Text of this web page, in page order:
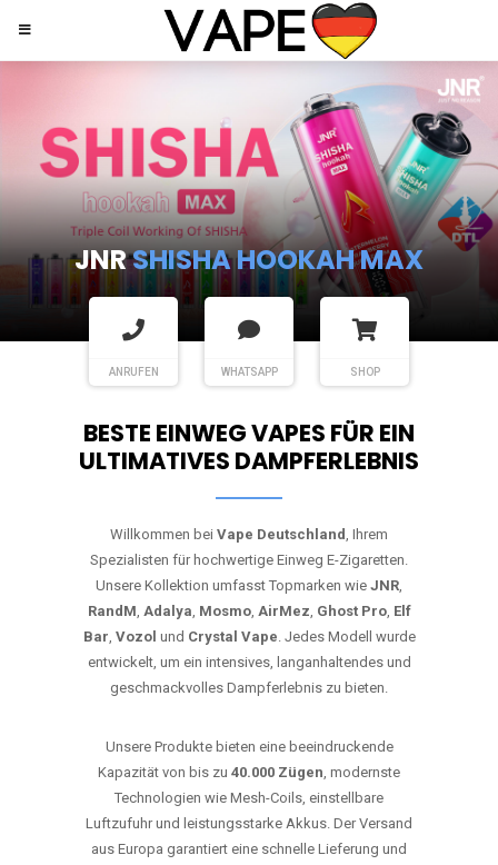
JNRSHISHA HOOKAH MAX
ANRUFEN WHATSAPP SHOP
BESTE EINWEG VAPES FÜR EIN
ULTIMATIVES DAMPFERLEBNIS
Willkommen bei Vape Deutschland, Ihrem
Spezialisten für hochwertige Einweg E-Zigaretten.
Unsere Kollektion umfasst Topmarken wie JNR,
RandM, Adalya, Mosmo, AirMez, Ghost Pro, Elf
Bar, Vozol und Crystal Vape. Jedes Modell wurde
entwickelt, um ein intensives, langanhaltendes und
geschmackvolles Dampferlebnis zu bieten.
Unsere Produkte bieten eine beeindruckende
Kapazität von bis zu 40.000 Zügen, modernste
Technologien wie Mesh-Coils, einstellbare
Luftzufuhr und leistungsstarke Akkus. Der Versand
aus Europa garantiert eine schnelle Lieferung und